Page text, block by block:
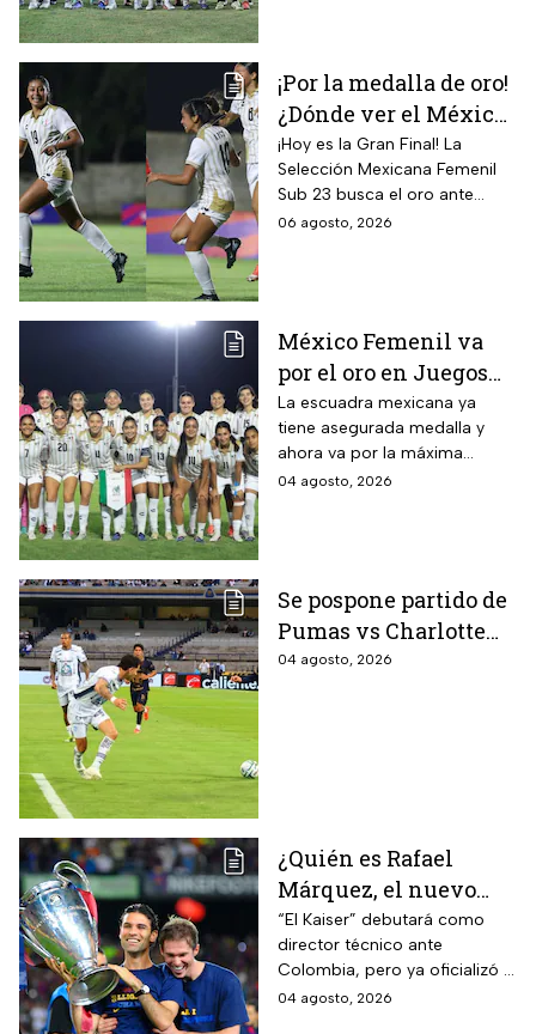
¡Por la medalla de oro!
¿Dónde ver el México
vs Colombia Femenil?
Así puedes seguir la
Gran Final EN VIVO
¡Hoy es la Gran Final! La
Selección Mexicana Femenil
Sub 23 busca el oro ante
Colombia en los Juegos
06 agosto, 2026
México Femenil va
por el oro en Juegos
Centroamericanos; ya
conoce a su rival
La escuadra mexicana ya
tiene asegurada medalla y
ahora va por la máxima
presea en los Juegos
04 agosto, 2026
Se pospone partido de
Pumas vs Charlotte
FC en el inicio de la
04 agosto, 2026
¿Quién es Rafael
Márquez, el nuevo
entrenador de la
Selección Mexicana
que debutará con
Colombia, Perú y
“El Kaiser” debutará como
director técnico ante
Colombia, pero ya oficializó la
fecha de su primer encuentro
04 agosto, 2026